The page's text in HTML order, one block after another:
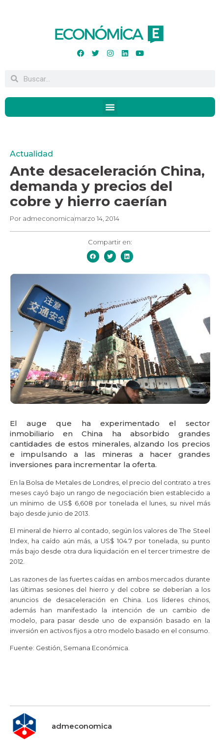
Actualidad
Ante desaceleración China,
demanda y precios del
cobre y hierro caerían
Por admeconomicamarzo 14, 2014
Compartir en:
El auge que ha experimentado el sector
inmobiliario en China ha absorbido grandes
cantidades de estos minerales, alzando los precios
e impulsando a las mineras a hacer grandes
inversiones para incrementar la oferta.
En la Bolsa de Metales de Londres, el precio del contrato a tres
meses cayó bajo un rango de negociación bien establecido a
un mínimo de US$ 6,608 por tonelada el lunes, su nivel más
bajo desde junio de 2013.
El mineral de hierro al contado, según los valores de The Steel
Index, ha caído aún más, a US$ 104.7 por tonelada, su punto
más bajo desde otra dura liquidación en el tercer trimestre de
2012.
Las razones de las fuertes caídas en ambos mercados durante
las últimas sesiones del hierro y del cobre se deberían a los
anuncios de desaceleración en China. Los líderes chinos,
además han manifestado la intención de un cambio de
modelo, para pasar desde uno de expansión basado en la
inversión en activos fijos a otro modelo basado en el consumo.
Fuente: Gestión, Semana Económica.
admeconomica